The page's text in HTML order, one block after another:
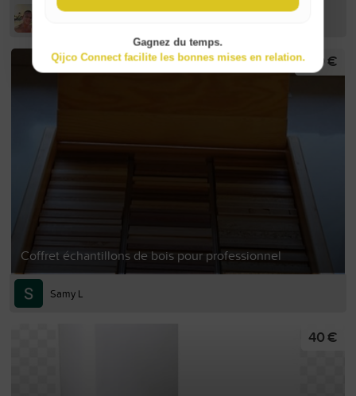
Coffret échantillons de bois pour professionnel
180 €
Samy L
40 €
Gagnez du temps.
Qijco Connect facilite les bonnes mises en relation.